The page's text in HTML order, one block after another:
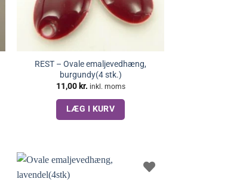
REST – Ovale emaljevedhæng,
burgundy(4 stk.)
11,00 kr. inkl. moms
LÆG I KURV